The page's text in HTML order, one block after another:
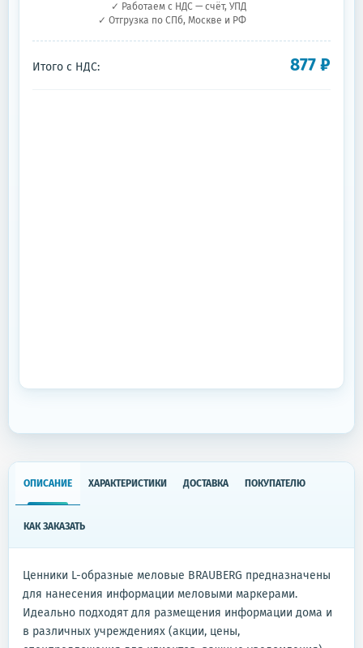
✓ Работаем с НДС — счёт, УПД
✓ Отгрузка по СПб, Москве и РФ
Итого с НДС: 877₽
ОПИСАНИЕ ХАРАКТЕРИСТИКИ ДОСТАВКА ПОКУПАТЕЛЮ
КАК ЗАКАЗАТЬ
Ценники L-образные меловые BRAUBERG предназначены
для нанесения информации меловыми маркерами.
Идеально подходят для размещения информации дома и
в различных учреждениях (акции, цены,